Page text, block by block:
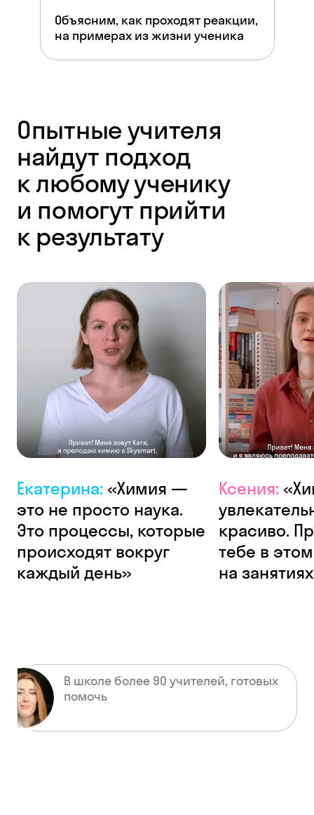
Объясним, как проходят реакции,
на примерах из жизни ученика
Опытные учителя
найдут подход
к любому ученику
и помогут прийти
к результату
Екатерина: «Химия —
это не просто наука.
Это процессы, которые
происходят вокруг
каждый день»
Ксения:
красиво.
тебе в
на
В школе более 90 учителей, готовых
помочь